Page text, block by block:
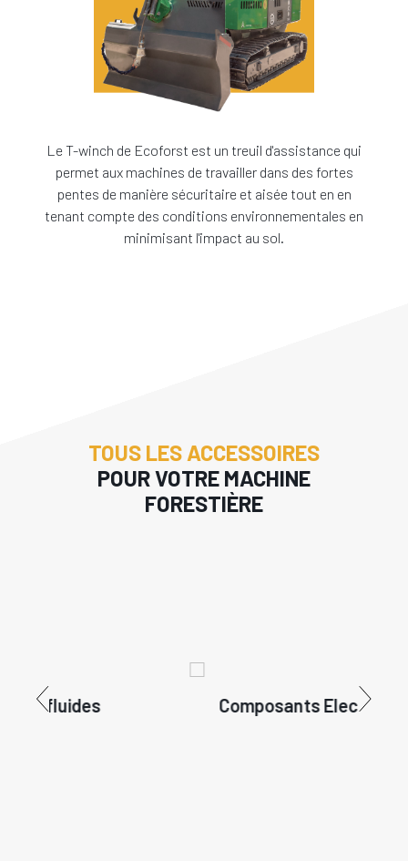
Le T-winch de Ecoforst est un treuil d'assistance qui
permet aux machines de travailler dans des fortes
pentes de manière sécuritaire et aisée tout en en
tenant compte des conditions environnementales en
minimisant l'impact au sol.
TOUS LES ACCESSOIRES
POUR VOTRE MACHINE
FORESTIÈRE
Composants Electroniques